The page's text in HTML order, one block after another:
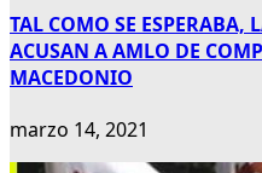
TAL COMO SE ESPERABA,
ACUSAN A AMLO DE
MACEDONIO
marzo 14, 2021